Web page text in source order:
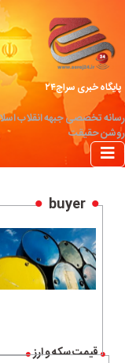
پایگاه خبری سراج۲۴
رسانه تخصصی جبهه انقلاب
روشن حقیقت
قیمت سکه و ارز
buyer